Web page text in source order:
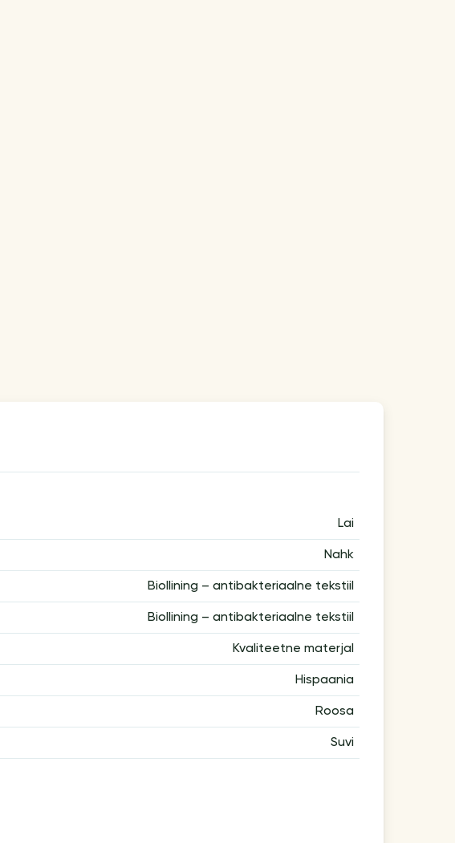
Lai
Nahk
Biollining – antibakteriaalne tekstiil
Biollining – antibakteriaalne tekstiil
Kvaliteetne materjal
Hispaania
Roosa
Suvi